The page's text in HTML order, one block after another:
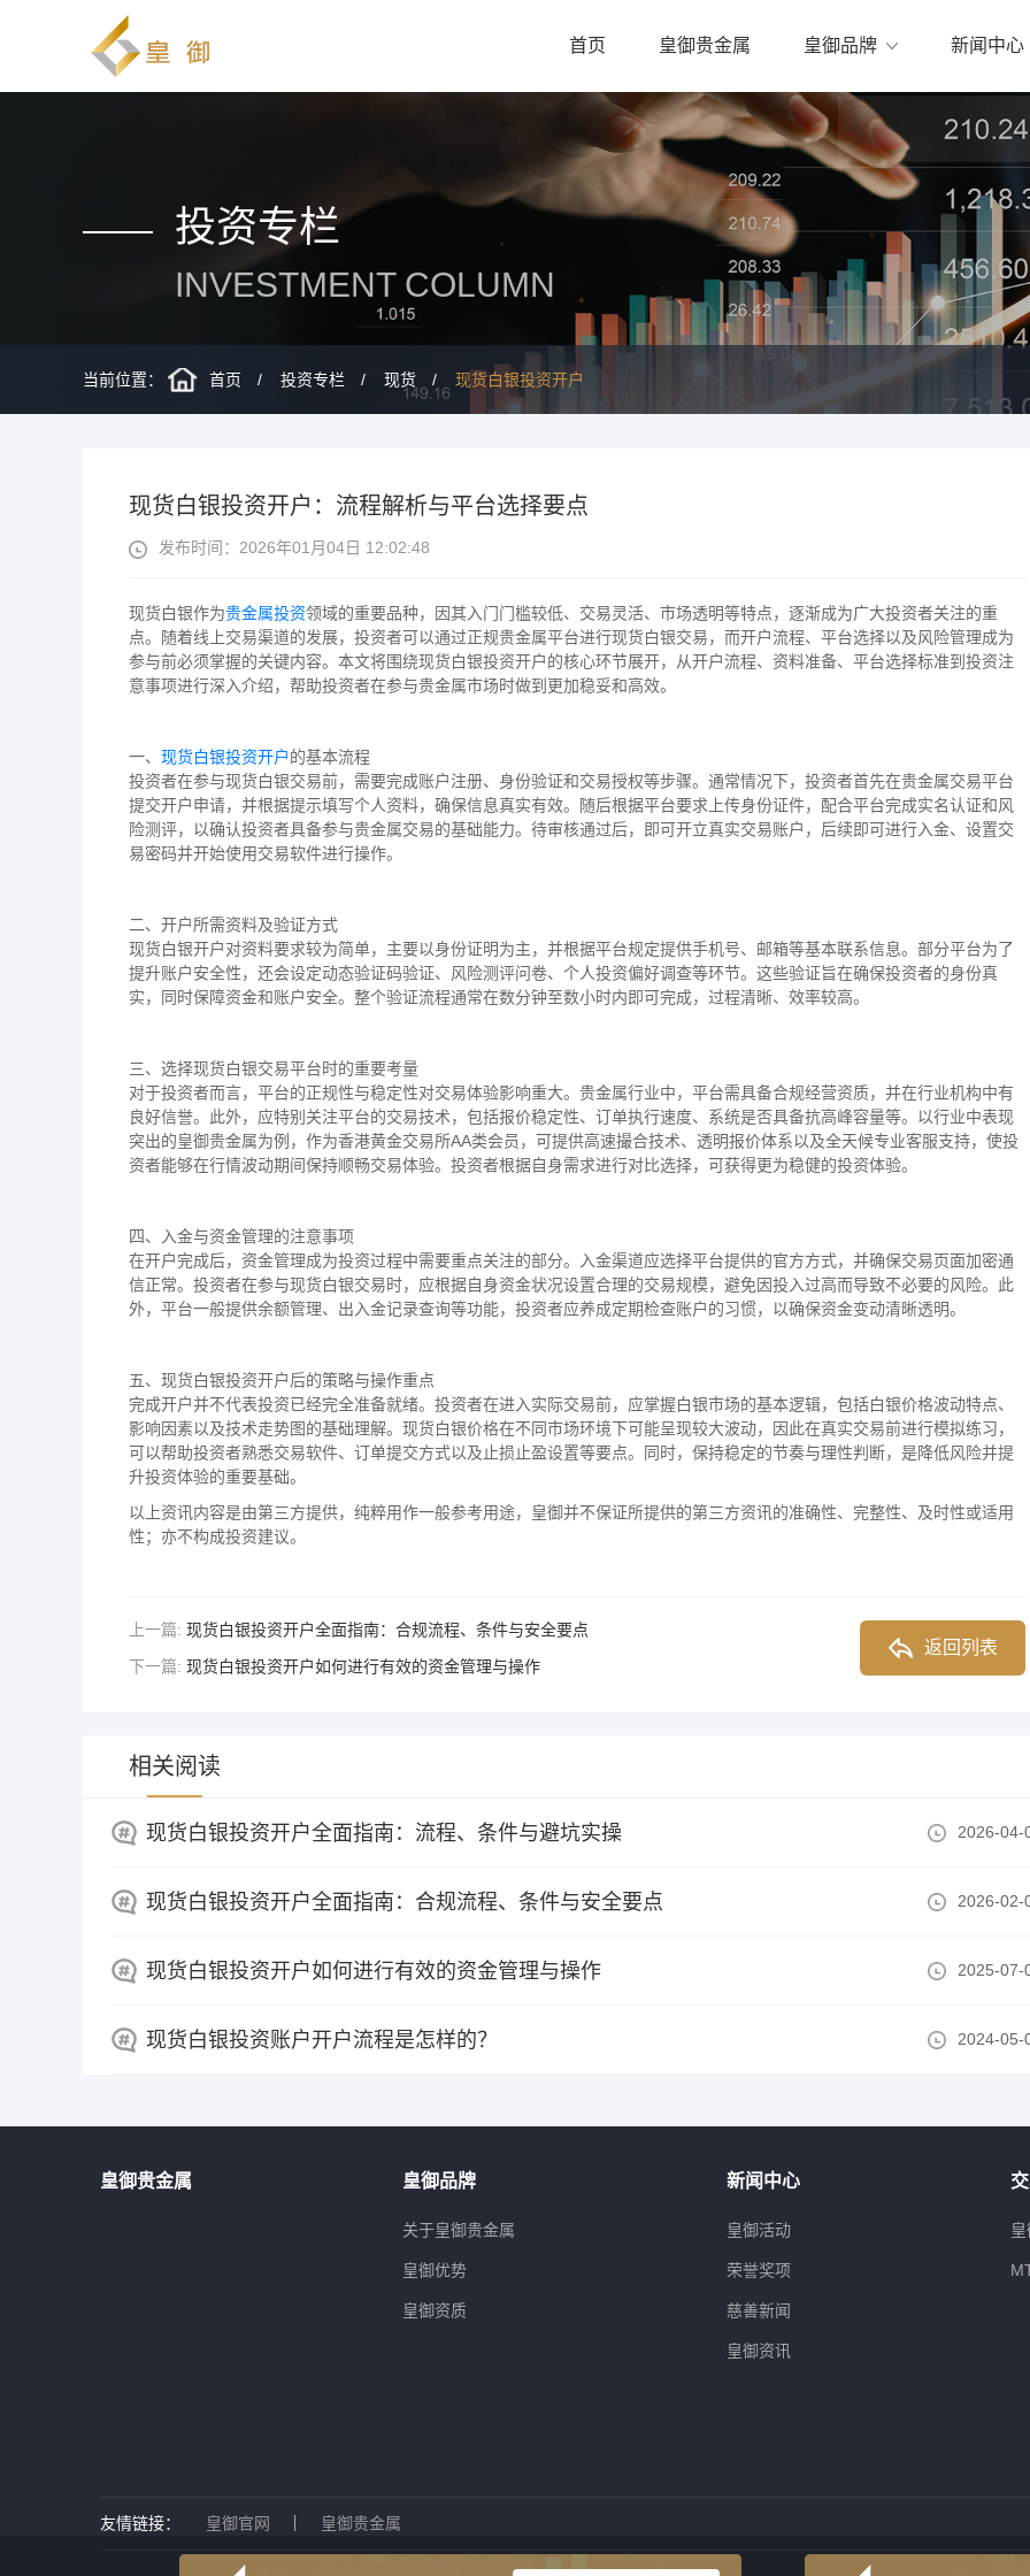
首页 皇御贵金属 皇御品牌 新闻中心
投资专栏
INVESTMENT COLUMN
当前位置： 首页 投资专栏 现货 现货白银投资开户
现货白银投资开户：流程解析与平台选择要点
发布时间：2026年01月04日 12:02:48
现货白银作为贵金属投资领域的重要品种，因其入门门槛较低、交易灵活、市场透明等特点，逐渐成为广大投资者关注的重
点。随着线上交易渠道的发展，投资者可以通过正规贵金属平台进行现货白银交易，而开户流程、平台选择以及风险管理成为
参与前必须掌握的关键内容。本文将围绕现货白银投资开户的核心环节展开，从开户流程、资料准备、平台选择标准到投资注
意事项进行深入介绍，帮助投资者在参与贵金属市场时做到更加稳妥和高效。
一、 现货白银投资开户的基本流程
投资者在参与现货白银交易前，需要完成账户注册、身份验证和交易授权等步骤。通常情况下，投资者首先在贵金属交易平台
提交开户申请，并根据提示填写个人资料，确保信息真实有效。随后根据平台要求上传身份证件，配合平台完成实名认证和风
险测评，以确认投资者具备参与贵金属交易的基础能力。待审核通过后，即可开立真实交易账户，后续即可进行入金、设置交
易密码并开始使用交易软件进行操作。
二、开户所需资料及验证方式
现货白银开户对资料要求较为简单，主要以身份证明为主，并根据平台规定提供手机号、邮箱等基本联系信息。部分平台为了
提升账户安全性，还会设定动态验证码验证、风险测评问卷、个人投资偏好调查等环节。这些验证旨在确保投资者的身份真
实，同时保障资金和账户安全。整个验证流程通常在数分钟至数小时内即可完成，过程清晰、效率较高。
三、选择现货白银交易平台时的重要考量
对于投资者而言，平台的正规性与稳定性对交易体验影响重大。贵金属行业中，平台需具备合规经营资质，并在行业机构中有
良好信誉。此外，应特别关注平台的交易技术，包括报价稳定性、订单执行速度、系统是否具备抗高峰容量等。以行业中表现
突出的皇御贵金属为例，作为香港黄金交易所AA类会员，可提供高速撮合技术、透明报价体系以及全天候专业客服支持，使投
资者能够在行情波动期间保持顺畅交易体验。投资者根据自身需求进行对比选择，可获得更为稳健的投资体验。
四、入金与资金管理的注意事项
在开户完成后，资金管理成为投资过程中需要重点关注的部分。入金渠道应选择平台提供的官方方式，并确保交易页面加密通
信正常。投资者在参与现货白银交易时，应根据自身资金状况设置合理的交易规模，避免因投入过高而导致不必要的风险。此
外，平台一般提供余额管理、出入金记录查询等功能，投资者应养成定期检查账户的习惯，以确保资金变动清晰透明。
五、现货白银投资开户后的策略与操作重点
完成开户并不代表投资已经完全准备就绪。投资者在进入实际交易前，应掌握白银市场的基本逻辑，包括白银价格波动特点、
影响因素以及技术走势图的基础理解。现货白银价格在不同市场环境下可能呈现较大波动，因此在真实交易前进行模拟练习，
可以帮助投资者熟悉交易软件、订单提交方式以及止损止盈设置等要点。同时，保持稳定的节奏与理性判断，是降低风险并提
升投资体验的重要基础。
以上资讯内容是由第三方提供，纯粹用作一般参考用途，皇御并不保证所提供的第三方资讯的准确性、完整性、及时性或适用
性；亦不构成投资建议。
上一篇: 现货白银投资开户全面指南：合规流程、条件与安全要点
下一篇: 现货白银投资开户如何进行有效的资金管理与操作
返回列表
相关阅读
现货白银投资开户全面指南：流程、条件与避坑实操 2026-04-
现货白银投资开户全面指南：合规流程、条件与安全要点 2026-02-
现货白银投资开户如何进行有效的资金管理与操作 2025-07-
现货白银投资账户开户流程是怎样的？ 2024-05-
皇御贵金属 皇御品牌
关于皇御贵金属
皇御优势
皇御资质
新闻中心
皇御活动
荣誉奖项
慈善新闻
皇御资讯
友情链接： 皇御官网 皇御贵金属